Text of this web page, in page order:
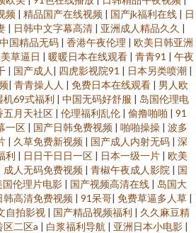
频 | 精品国产在线视频 | 国产jk福利在线 | 日
| 日韩中文字幕高清 | 亚洲成人精品久久 |
中国精品无码 | 香港午夜伦理 | 欧美日韩亚洲
草逼日 | 暖暖日本在线观看 | 青青91 | 午夜
| 国产成人 | 四虎影视院91 | 日本另类喷潮 |
| 青青操人人 | 免费日本在线观看 | 男人欧
机69式福利 | 中国无码好舒服 | 岛国伦理电
五月天社区 | 伦理福利乱伦 | 偷撸啪啪 | 91
一区 | 国产日韩免费视频 | 啪啪操操 | 波多
| 久草免费新视频 | 国产成人内射无码 | 深
利 | 日日干日日一区 | 日本一级一片 | 欧美
成人无码免费视频 | 青椒午夜成人影院 | 国
国伦理片电影 | 国产视频高清在线 | 岛国大
韩高清免费视频 | 91呆哥| 免费草逼多人草 |
自拍影视 | 国产精品视频福利 | 久久麻豆精
区二区a | 白浆福利导航 | 亚洲日本小电影 |